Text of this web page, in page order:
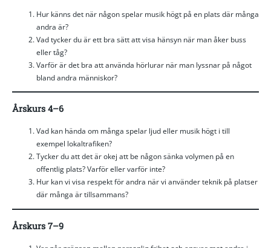
Hur känns det när någon spelar musik högt på en plats där många
andra är?
Vad tycker du är ett bra sätt att visa hänsyn när man åker buss
eller tåg?
Varför är det bra att använda hörlurar när man lyssnar på något
bland andra människor?
Årskurs 4–6
Vad kan hända om många spelar ljud eller musik högt i till
exempel lokaltrafiken?
Tycker du att det är okej att be någon sänka volymen på en
offentlig plats? Varför eller varför inte?
Hur kan vi visa respekt för andra när vi använder teknik på platser
där många är tillsammans?
Årskurs 7–9